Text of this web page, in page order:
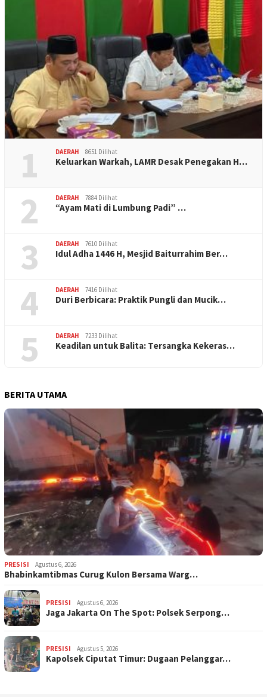
1 DAERAH 8651 Dilihat
Keluarkan Warkah, LAMR Desak Penegakan H…
2 DAERAH 7884 Dilihat
“Ayam Mati di Lumbung Padi” …
3 DAERAH 7610 Dilihat
Idul Adha 1446 H, Mesjid Baiturrahim Ber…
4 DAERAH 7416 Dilihat
Duri Berbicara: Praktik Pungli dan Mucik…
5 DAERAH 7233 Dilihat
Keadilan untuk Balita: Tersangka Kekeras…
BERITA UTAMA
PRESISI Agustus 6, 2026
Bhabinkamtibmas Curug Kulon Bersama Warg…
PRESISI Agustus 6, 2026
Jaga Jakarta On The Spot: Polsek Serpong…
PRESISI Agustus 5, 2026
Kapolsek Ciputat Timur: Dugaan Pelanggar…